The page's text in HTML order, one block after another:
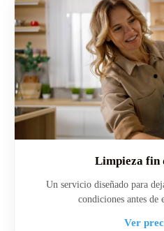
Limpieza fin
Un servicio diseñado para
condiciones antes de
Ver